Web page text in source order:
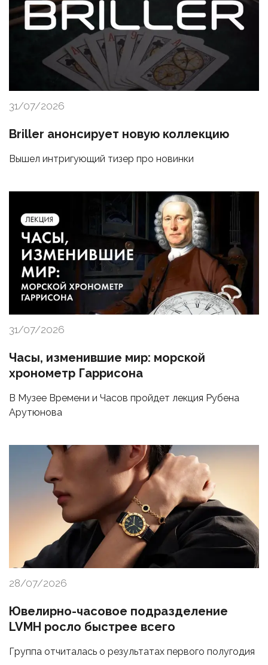
31/07/2026
Briller анонсирует новую коллекцию
Вышел интригующий тизер про новинки
31/07/2026
Часы, изменившие мир: морской
хронометр Гаррисона
В Музее Времени и Часов пройдет лекция Рубена
Арутюнова
28/07/2026
Ювелирно-часовое подразделение
LVMH росло быстрее всего
Группа отчиталась о результатах первого полугодия